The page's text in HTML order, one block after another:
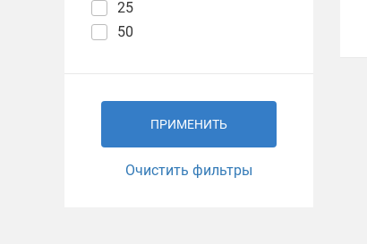
25
50
ПРИМЕНИТЬ
Очистить фильтры